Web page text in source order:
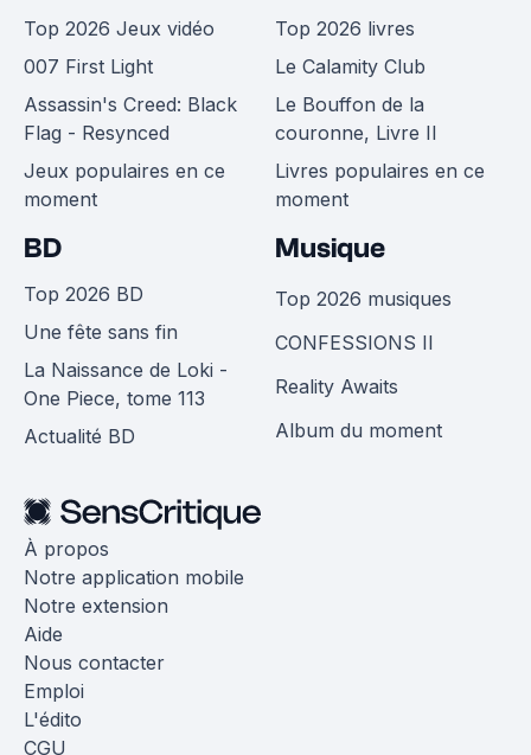
Top 2026 Jeux vidéo
007 First Light
Assassin's Creed: Black
Flag - Resynced
Jeux populaires en ce
moment
Top 2026 livres
Le Calamity Club
Le Bouffon de la
couronne, Livre II
Livres populaires en ce
moment
BD
Top 2026 BD
Une fête sans fin
La Naissance de Loki -
One Piece, tome 113
Actualité BD
Musique
Top 2026 musiques
CONFESSIONS II
Reality Awaits
Album du moment
À propos
Notre application mobile
Notre extension
Aide
Nous contacter
Emploi
L'édito
CGU